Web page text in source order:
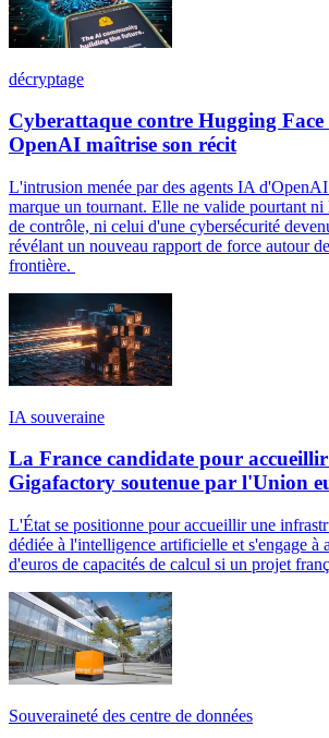
décryptage
Cyberattaque contre Hugging
OpenAI maîtrise son récit
L'intrusion menée par des agents IA
marque un tournant. Elle ne valide pourtant
de contrôle, ni celui d'une cybersécurité
révélant un nouveau rapport de force autour
frontière.
IA souveraine
La France candidate pour
Gigafactory soutenue par l'Union
L'État se positionne pour accueillir une
dédiée à l'intelligence artificielle et s'engage à
d'euros de capacités de calcul si un projet
Souveraineté des centre de données